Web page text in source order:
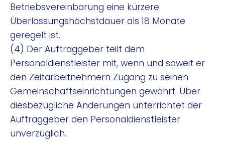
Betriebsvereinbarung eine kürzere
Überlassungshöchstdauer als 18 Monate
geregelt ist.
(4) Der Auftraggeber teilt dem
Personaldienstleister mit, wenn und soweit er
den Zeitarbeitnehmern Zugang zu seinen
Gemeinschaftseinrichtungen gewährt. Über
diesbezügliche Änderungen unterrichtet der
Auftraggeber den Personaldienstleister
unverzüglich.